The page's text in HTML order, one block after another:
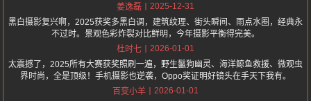
姜逸磊
2025-12-31
黑白摄影复兴啊，2025获奖多黑白调，建筑纹理、街头瞬间、雨点水圈，经典永
不过时。景观色彩炸裂对比鲜明，今年摄影平衡得完美。
杜时七
2026-01-01
太震撼了，2025所有大赛获奖照刷一遍，野生鬣狗幽灵、海洋鲸鱼救援、微观虫
界时尚，全是顶级！手机摄影也逆袭，Oppo奖证明好镜头在手天下我有。
百变小羊
2026-01-01